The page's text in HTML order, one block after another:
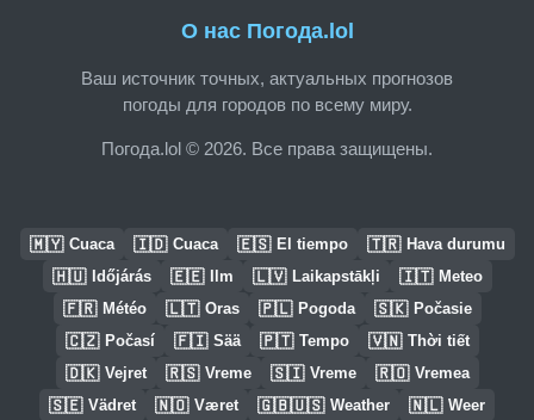
О нас Погода.lol
Ваш источник точных, актуальных прогнозов
погоды для городов по всему миру.
Погода.lol © 2026. Все права защищены.
🇲🇾 Cuaca 🇮🇩 Cuaca 🇪🇸 El tiempo 🇹🇷 Hava durumu
🇭🇺 Időjárás 🇪🇪 Ilm 🇱🇻 Laikapstākļi 🇮🇹 Meteo
🇫🇷 Météo 🇱🇹 Oras 🇵🇱 Pogoda 🇸🇰 Počasie
🇨🇿 Počasí 🇫🇮 Sää 🇵🇹 Tempo 🇻🇳 Thời tiết
🇩🇰 Vejret 🇷🇸 Vreme 🇸🇮 Vreme 🇷🇴 Vremea
🇸🇪 Vädret 🇳🇴 Været 🇬🇧🇺🇸 Weather 🇳🇱 Weer